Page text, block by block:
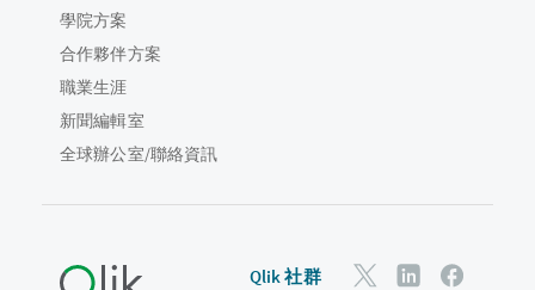
學院方案
合作夥伴方案
職業生涯
新聞編輯室
全球辦公室/聯絡資訊
Qlik 社群